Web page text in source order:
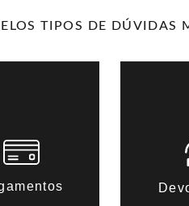
TIPOS DE DÚVIDAS